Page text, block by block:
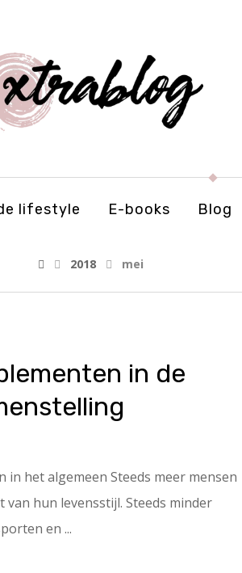
lifestyle E-books Blog
2018 mei
in de
in het algemeen Steeds meer mensen
van hun levensstijl. Steeds minder
en ...